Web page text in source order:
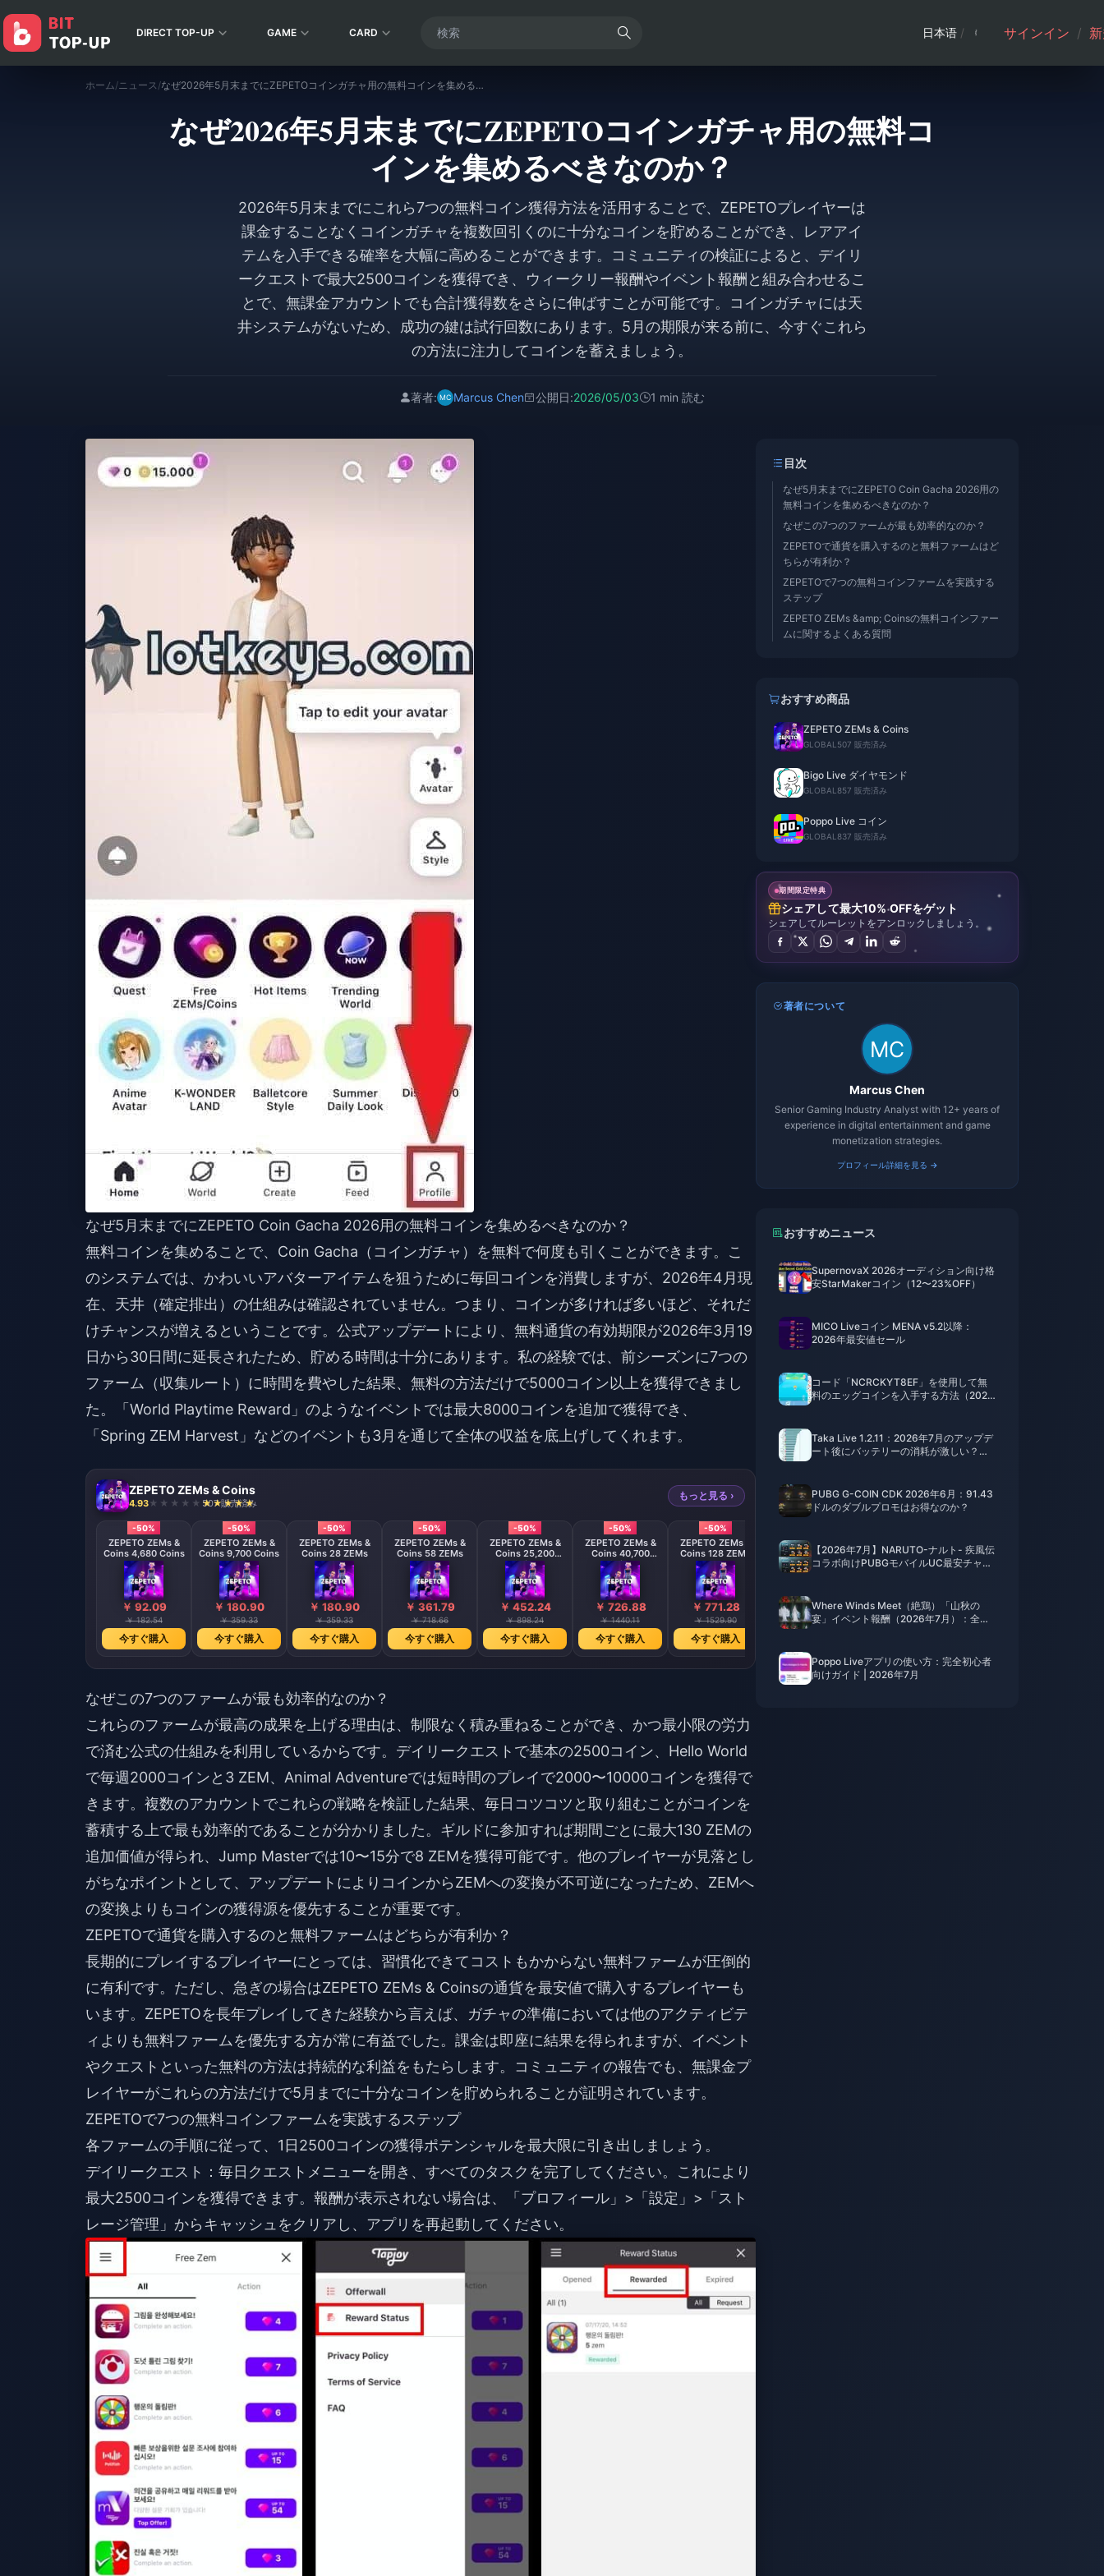
DIRECT TOP-UP GAME CARD 日本语 / サインイン /
ホーム/ニュース / なぜ2026年5月末までにZEPETOコインガチャ用の無料コインを集めるべきなのか？
なぜ2026年5月末までにZEPETOコインガチャ用の無料コ
インを集めるべきなのか？
2026年5月末までにこれら7つの無料コイン獲得方法を活用することで、ZEPETOプレイヤーは
課金することなくコインガチャを複数回引くのに十分なコインを貯めることができ、レアアイ
テムを入手できる確率を大幅に高めることができます。コミュニティの検証によると、デイリ
ークエストで最大2500コインを獲得でき、ウィークリー報酬やイベント報酬と組み合わせるこ
とで、無課金アカウントでも合計獲得数をさらに伸ばすことが可能です。コインガチャには天
井システムがないため、成功の鍵は試行回数にあります。5月の期限が来る前に、今すぐこれら
の方法に注力してコインを蓄えましょう。
著者: Marcus Chen 公開日:2026/05/03 1 min 読む
なぜ5月末までにZEPETO Coin Gacha 2026用の無料コインを集めるべきなのか？
無料コインを集めることで、Coin Gacha（コインガチャ）を無料で何度も引くことができます。こ
のシステムでは、かわいいアバターアイテムを狙うために毎回コインを消費しますが、2026年4月現
在、天井（確定排出）の仕組みは確認されていません。つまり、コインが多ければ多いほど、それだ
けチャンスが増えるということです。公式アップデートにより、無料通貨の有効期限が2026年3月19
日から30日間に延長されたため、貯める時間は十分にあります。私の経験では、前シーズンに7つの
ファーム（収集ルート）に時間を費やした結果、無料の方法だけで5000コイン以上を獲得できまし
た。「World Playtime Reward」のようなイベントでは最大8000コインを追加で獲得でき、
「Spring ZEM Harvest」などのイベントも3月を通じて全体の収益を底上げしてくれます。
ZEPETO ZEMs & Coins
4.93 507 販売済み
もっと見る ›
-50%
ZEPETO ZEMs &
Coins 4,680 Coins
￥ 92.09
￥ 182.54
今すぐ購入
-50%
ZEPETO ZEMs &
Coins 9,700 Coins
￥ 180.90
￥ 359.33
今すぐ購入
-50%
ZEPETO ZEMs &
Coins 28 ZEMs
￥ 180.90
￥ 359.33
今すぐ購入
-50%
ZEPETO ZEMs &
Coins 58 ZEMs
￥ 361.79
￥ 718.66
今すぐ購入
-50%
ZEPETO ZEMs &
Coins 25,200
Coins
￥ 452.24
￥ 898.24
今すぐ購入
-50%
ZEPETO ZEMs &
Coins 40,700
Coins
￥ 726.88
￥ 1440.11
今すぐ購入
-50%
ZEPETO ZEMs &
Coins 128 ZEMs
￥ 771.28
￥ 1529.90
今すぐ購入
ZEPETO ZEMs &
Coins 110,000
Coins
￥ 1904.35
￥ 3778.61
ZEPETO ZEMs &
Coins 323 ZEMs
￥ 1952.05
￥ 3871.53
ZEPETO ZEMs &
Coins 300,000
Coins
￥ 5068.41
￥ 10051.31
なぜこの7つのファームが最も効率的なのか？
これらのファームが最高の成果を上げる理由は、制限なく積み重ねることができ、かつ最小限の労力
で済む公式の仕組みを利用しているからです。デイリークエストで基本の2500コイン、Hello World
で毎週2000コインと3 ZEM、Animal Adventureでは短時間のプレイで2000〜10000コインを獲得で
きます。複数のアカウントでこれらの戦略を検証した結果、毎日コツコツと取り組むことがコインを
蓄積する上で最も効率的であることが分かりました。ギルドに参加すれば期間ごとに最大130 ZEMの
追加価値が得られ、Jump Masterでは10〜15分で8 ZEMを獲得可能です。他のプレイヤーが見落とし
がちなポイントとして、アップデートによりコインからZEMへの変換が不可逆になったため、ZEMへ
の変換よりもコインの獲得源を優先することが重要です。
ZEPETOで通貨を購入するのと無料ファームはどちらが有利か？
長期的にプレイするプレイヤーにとっては、習慣化できてコストもかからない無料ファームが圧倒的
に有利です。ただし、急ぎの場合はZEPETO ZEMs & Coinsの通貨を最安値で購入するプレイヤーも
います。ZEPETOを長年プレイしてきた経験から言えば、ガチャの準備においては他のアクティビテ
ィよりも無料ファームを優先する方が常に有益でした。課金は即座に結果を得られますが、イベント
やクエストといった無料の方法は持続的な利益をもたらします。コミュニティの報告でも、無課金プ
レイヤーがこれらの方法だけで5月までに十分なコインを貯められることが証明されています。
ZEPETOで7つの無料コインファームを実践するステップ
各ファームの手順に従って、1日2500コインの獲得ポテンシャルを最大限に引き出しましょう。
デイリークエスト：毎日クエストメニューを開き、すべてのタスクを完了してください。これにより
最大2500コインを獲得できます。報酬が表示されない場合は、「プロフィール」>「設定」>「スト
レージ管理」からキャッシュをクリアし、アプリを再起動してください。
目次
なぜ5月末までにZEPETO Coin Gacha 2026用の
無料コインを集めるべきなのか？
なぜこの7つのファームが最も効率的なのか？
ZEPETOで通貨を購入するのと無料ファームはど
ちらが有利か？
ZEPETOで7つの無料コインファームを実践する
ステップ
ZEPETO ZEMs &amp; Coinsの無料コインファー
ムに関するよくある質問
おすすめ商品
ZEPETO ZEMs & Coins
GLOBAL 507 販売済み
Bigo Live ダイヤモンド
GLOBAL 857 販売済み
Poppo Live コイン
GLOBAL 837 販売済み
期間限定特典
シェアして最大10% OFFをゲット
シェアしてルーレットをアンロックしましょう。
著者について
Marcus Chen
Senior Gaming Industry Analyst with 12+ years of
experience in digital entertainment and game
monetization strategies.
プロフィール詳細を見る →
おすすめニュース
SupernovaX 2026オーディション向け格
安StarMakerコイン（12〜23%OFF）
MICO Liveコイン MENA v5.2以降：
2026年最安値セール
コード「NCRCKYT8EF」を使用して無
料のエッグコインを入手する方法（2026
Taka Live 1.2.11：2026年7月のアップデ
ート後にバッテリーの消耗が激しい？原
PUBG G-COIN CDK 2026年6月：91.43
ドルのダブルプロモはお得なのか？
【2026年7月】NARUTO-ナルト- 疾風伝
コラボ向けPUBGモバイルUC最安チャー
Where Winds Meet（絶鶏）「山秋の
宴」イベント報酬（2026年7月）：全リ
Poppo Liveアプリの使い方：完全初心者
向けガイド | 2026年7月